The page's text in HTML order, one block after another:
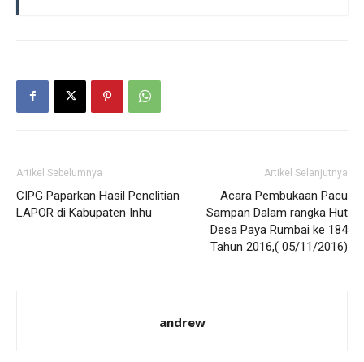
Artikel Sebelumnya
CIPG Paparkan Hasil Penelitian
LAPOR di Kabupaten Inhu
Artikel Selanjutnya
Acara Pembukaan Pacu
Sampan Dalam rangka Hut
Desa Paya Rumbai ke 184
Tahun 2016,( 05/11/2016)
andrew